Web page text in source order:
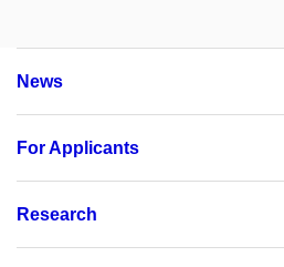
News
For Applicants
Research